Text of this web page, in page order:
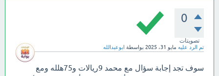
0
تصويتات
تم الرد عليه مايو 31، 2025 بواسطة ابوعبدالله
سوف تجد إجابة سؤال مع محمد 9ريالات و75هلله ومع